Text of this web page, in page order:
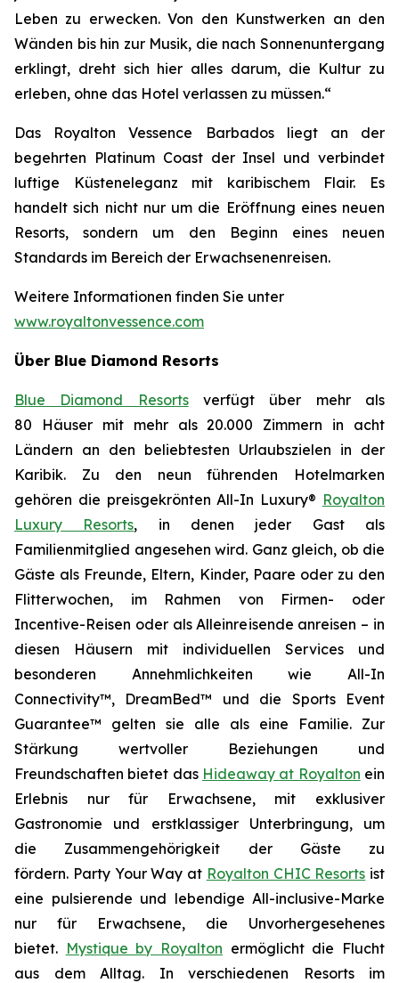
Leben zu erwecken. Von den Kunstwerken an den
Wänden bis hin zur Musik, die nach Sonnenuntergang
erklingt, dreht sich hier alles darum, die Kultur zu
erleben, ohne das Hotel verlassen zu müssen.“
Das Royalton Vessence Barbados liegt an der
begehrten Platinum Coast der Insel und verbindet
luftige Küsteneleganz mit karibischem Flair. Es
handelt sich nicht nur um die Eröffnung eines neuen
Resorts, sondern um den Beginn eines neuen
Standards im Bereich der Erwachsenenreisen.
Weitere Informationen finden Sie unter
www.royaltonvessence.com
Über Blue Diamond Resorts
Blue Diamond Resortsverfügt über mehr als
80 Häuser mit mehr als 20.000 Zimmern in acht
Ländern an den beliebtesten Urlaubszielen in der
Karibik. Zu den neun führenden Hotelmarken
gehören die preisgekrönten All-In Luxury® Royalton
Luxury Resorts, in denen jeder Gast als
Familienmitglied angesehen wird. Ganz gleich, ob die
Gäste als Freunde, Eltern, Kinder, Paare oder zu den
Flitterwochen, im Rahmen von Firmen- oder
Incentive-Reisen oder als Alleinreisende anreisen – in
diesen Häusern mit individuellen Services und
besonderen Annehmlichkeiten wie All-In
Connectivity™, DreamBed™ und die Sports Event
Guarantee™ gelten sie alle als eine Familie. Zur
Stärkung wertvoller Beziehungen und
Freundschaften bietet das Hideaway at Royalton ein
Erlebnis nur für Erwachsene, mit exklusiver
Gastronomie und erstklassiger Unterbringung, um
die Zusammengehörigkeit der Gäste zu
fördern. Party Your Way at Royalton CHIC Resorts ist
eine pulsierende und lebendige All-inclusive-Marke
nur für Erwachsene, die Unvorhergesehenes
bietet. Mystique by Royalton ermöglicht die Flucht
aus dem Alltag. In verschiedenen Resorts im